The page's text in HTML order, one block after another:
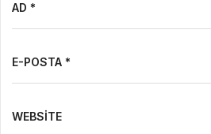
AD *
E-POSTA *
WEBSITE